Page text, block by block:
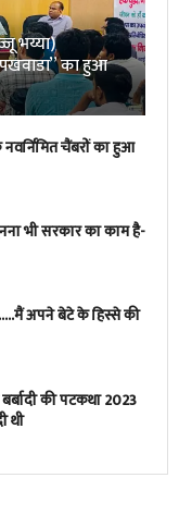
भय्या)
पखवाडा” का हुआ
चैंबरों का हुआ
भी सरकार का काम है-
अपने बेटे के हिस्से की
की पटकथा 2023
थी